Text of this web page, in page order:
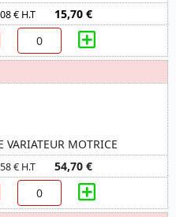
€ H.T 15,70 €
VARIATEUR MOTRICE
€ H.T 54,70 €